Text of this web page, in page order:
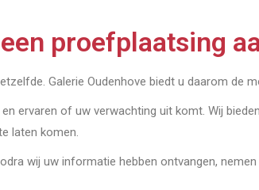
proefplaatsing
Galerie Oudenhove biedt u daarom de
ervaren of uw verwachting uit komt. Wij
laten komen.
wij uw informatie hebben ontvangen,